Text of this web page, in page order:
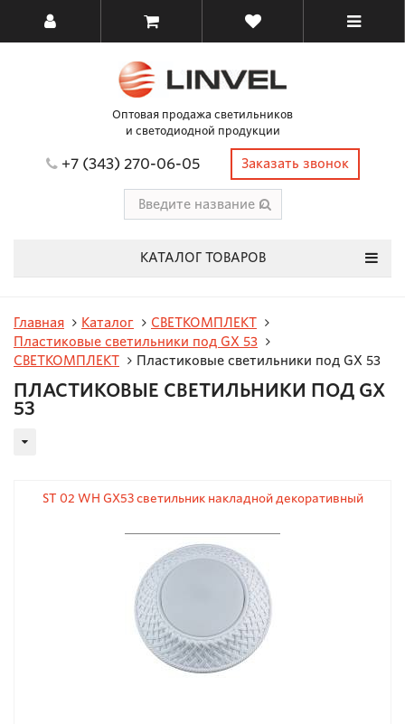
Оптовая продажа светильников
и светодиодной продукции
+7 (343) 270-06-05 Заказать звонок
КАТАЛОГ ТОВАРОВ
Главная Каталог
СВЕТКОМПЛЕКТ
Пластиковые светильники под GX 53
СВЕТКОМПЛЕКТ
Пластиковые светильники под GX 53
ПЛАСТИКОВЫЕ СВЕТИЛЬНИКИ ПОД GX
53
ST 02 WH GX53 светильник накладной декоративный